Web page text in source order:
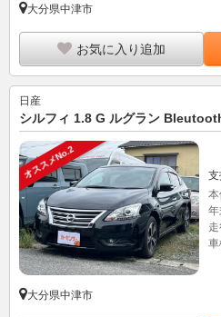
大分県中津市
お気に入り追加
日産
シルフィ 1.8 G ルグラン
オススメNo.2
車
大分県中津市